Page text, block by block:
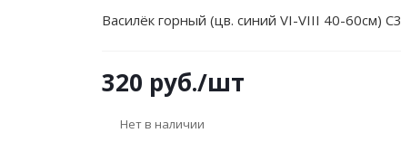
Василёк горный (цв. синий VI-VIII 40-60см) С3
320 руб./шт
Нет в наличии